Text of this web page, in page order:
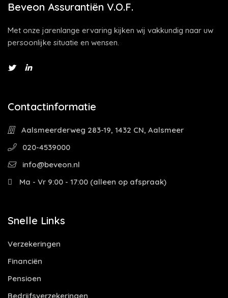
Beveon Assurantiën V.O.F.
Met onze jarenlange ervaring kijken wij vakkundig naar uw
persoonlijke situatie en wensen.
Contactinformatie
Aalsmeerderweg 283-19, 1432 CN, Aalsmeer
020-4539000
info@beveon.nl
Ma - Vr 9:00 - 17:00 (alleen op afspraak)
Snelle Links
Verzekeringen
Financiën
Pensioen
Bedrijfsverzekeringen